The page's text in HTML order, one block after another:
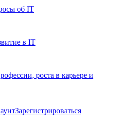
об IT
в IT
роста в карьере и
Зарегистрироваться